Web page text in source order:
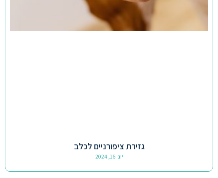
גזירת ציפורניים לכלב
יוני 16, 2024